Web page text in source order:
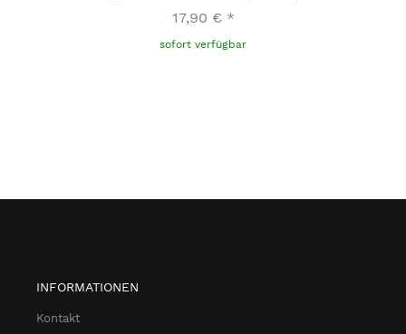
17,90 € *
sofort verfügbar
INFORMATIONEN
Kontakt